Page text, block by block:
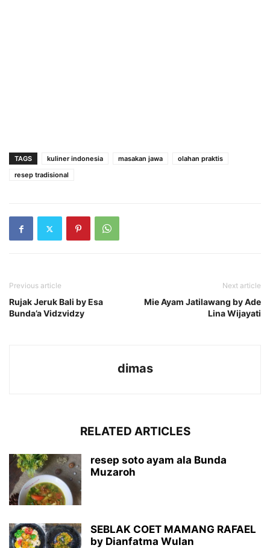
TAGS kuliner indonesia masakan jawa
olahan praktis
resep tradisional
Previous article
Rujak Jeruk Bali by Esa
Bunda’a Vidzvidzy
Next article
Mie Ayam Jatilawang by Ade
Lina Wijayati
dimas
RELATED ARTICLES
resep soto ayam ala Bunda
Muzaroh
SEBLAK COET MAMANG RAFAEL
by Dianfatma Wulan